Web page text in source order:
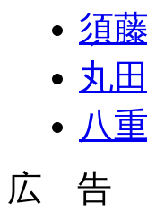
須
丸
八
広 告